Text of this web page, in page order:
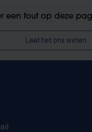
een fout op deze
Laat het ons weten